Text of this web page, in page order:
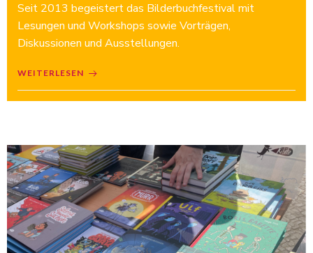
Seit 2013 begeistert das Bilderbuchfestival mit
Lesungen und Workshops sowie Vorträgen,
Diskussionen und Ausstellungen.
WEITERLESEN